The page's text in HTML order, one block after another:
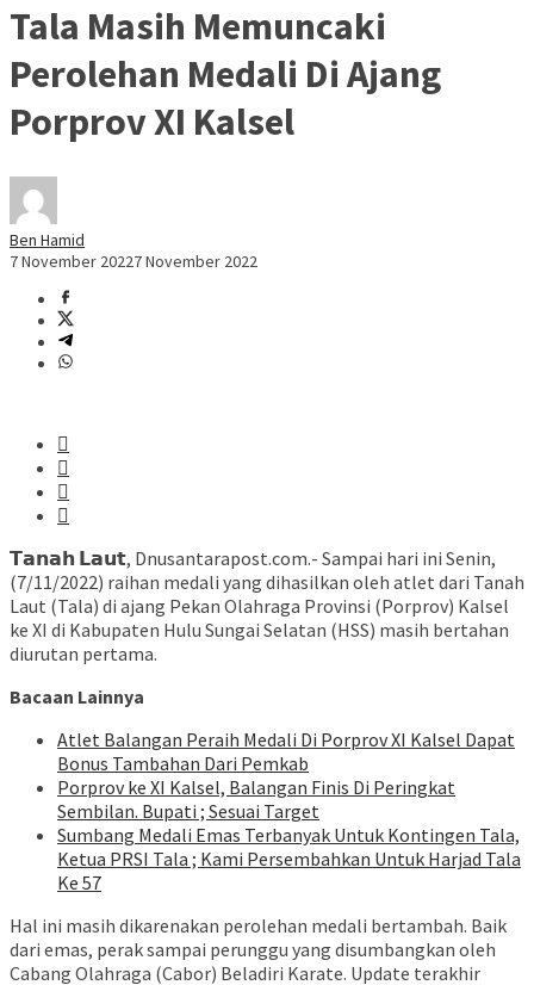
Tala Masih Memuncaki
Perolehan Medali Di Ajang
Porprov XI Kalsel
Ben Hamid
7 November 20227 November 2022
𝗧𝗮𝗻𝗮𝗵 𝗟𝗮𝘂𝘁, Dnusantarapost.com.- Sampai hari ini Senin,
(7/11/2022) raihan medali yang dihasilkan oleh atlet dari Tanah
Laut (Tala) di ajang Pekan Olahraga Provinsi (Porprov) Kalsel
ke XI di Kabupaten Hulu Sungai Selatan (HSS) masih bertahan
diurutan pertama.
Bacaan Lainnya
Atlet Balangan Peraih Medali Di Porprov XI Kalsel Dapat
Bonus Tambahan Dari Pemkab
Porprov ke XI Kalsel, Balangan Finis Di Peringkat
Sembilan. Bupati ; Sesuai Target
Sumbang Medali Emas Terbanyak Untuk Kontingen Tala,
Ketua PRSI Tala ; Kami Persembahkan Untuk Harjad Tala
Ke 57
Hal ini masih dikarenakan perolehan medali bertambah. Baik
dari emas, perak sampai perunggu yang disumbangkan oleh
Cabang Olahraga (Cabor) Beladiri Karate. Update terakhir